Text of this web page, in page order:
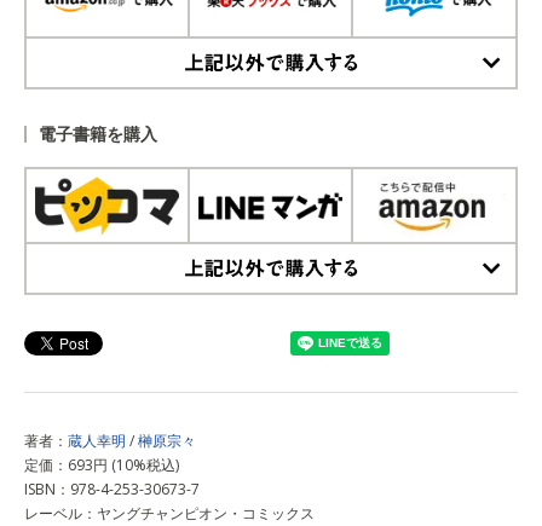
電子書籍を購入
著者： 蔵人幸明 /榊原宗々
定価：693円 (10%税込)
ISBN：978-4-253-30673-7
レーベル：ヤングチャンピオン・コミックス